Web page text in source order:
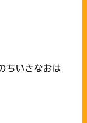
ちいさなおは